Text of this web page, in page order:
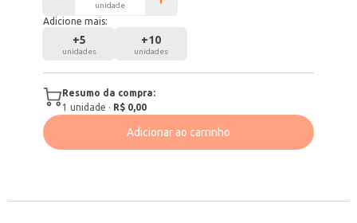
unidade
Adicione mais:
+5
unidades
+10
unidades
Resumo da compra:
1 unidade · R$ 0,00
Adicionar ao carrinho